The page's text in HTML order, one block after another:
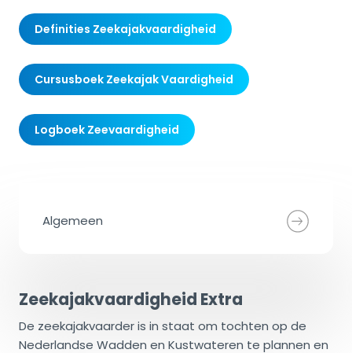
Definities Zeekajakvaardigheid
Cursusboek Zeekajak Vaardigheid
Logboek Zeevaardigheid
Algemeen
Zeekajakvaardigheid Extra
De zeekajakvaarder is in staat om tochten op de
Nederlandse Wadden en Kustwateren te plannen en